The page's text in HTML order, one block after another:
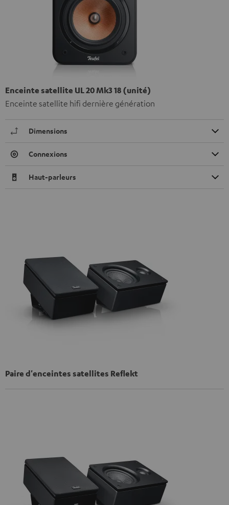
Enceinte satellite UL 20 Mk3 18 (unité)
Enceinte satellite hifi dernière génération
Dimensions
Connexions
Haut-parleurs
Paire d'enceintes satellites Reflekt